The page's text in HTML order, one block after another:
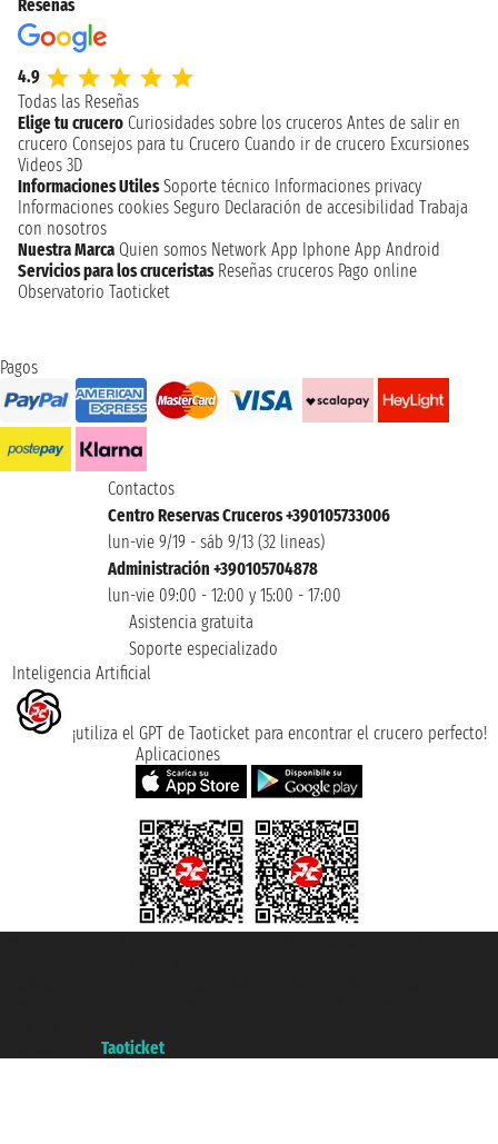
Reseñas
4.9
Todas las Reseñas
Elige tu crucero Curiosidades sobre los cruceros Antes de salir en
crucero Consejos para tu Crucero Cuando ir de crucero Excursiones
Videos 3D
Informaciones Utiles Soporte técnico Informaciones privacy
Informaciones cookies Seguro Declaración de accesibilidad Trabaja
con nosotros
Nuestra Marca Quien somos Network App Iphone App Android
Servicios para los cruceristas Reseñas cruceros Pago online
Observatorio Taoticket
Pagos
Contactos
Centro Reservas Cruceros +390105733006
lun-vie 9/19 - sáb 9/13 (32 lineas)
Administración +390105704878
lun-vie 09:00 - 12:00 y 15:00 - 17:00
Asistencia gratuita
Soporte especializado
Inteligencia Artificial
¡utiliza el GPT de Taoticket para encontrar el crucero perfecto!
Aplicaciones
Taoticket